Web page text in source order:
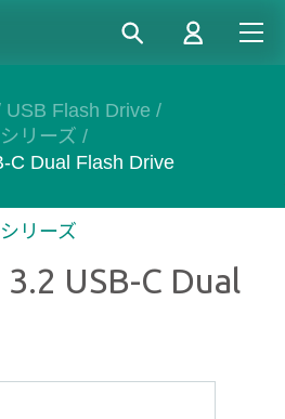
USB Flash Drive /
リーズ /
C Dual Flash Drive
リーズ
USB-C Dual